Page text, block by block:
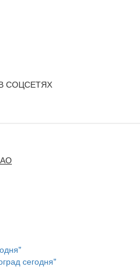
СОЦСЕТЯХ
сегодня"